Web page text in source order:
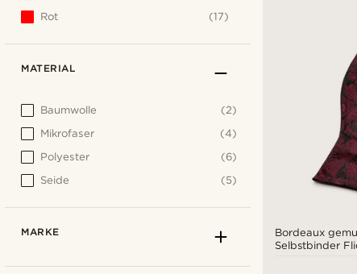
Bordeaux
Selbstbinder
Rot
(17)
MATERIAL
Baumwolle
(2)
Mikrofaser
(4)
Polyester
(6)
Seide
(5)
MARKE